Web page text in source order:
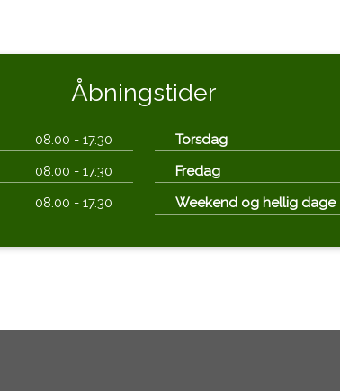
Åbningstider​
08.00 - 17.30​
08.00 - 17.30​
08.00 - 17.30​
Torsdag
Fredag
Weekend og hellig dage